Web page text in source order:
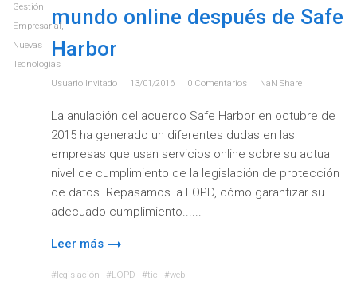
Gestión
Empresarial,
Nuevas
Tecnologías
mundo online después de Safe
Harbor
Usuario Invitado 13/01/2016 0 Comentarios NaN Share
La anulación del acuerdo Safe Harbor en octubre de
2015 ha generado un diferentes dudas en las
empresas que usan servicios online sobre su actual
nivel de cumplimiento de la legislación de protección
de datos. Repasamos la LOPD, cómo garantizar su
adecuado cumplimiento...
Leer más
legislación LOPD tic web